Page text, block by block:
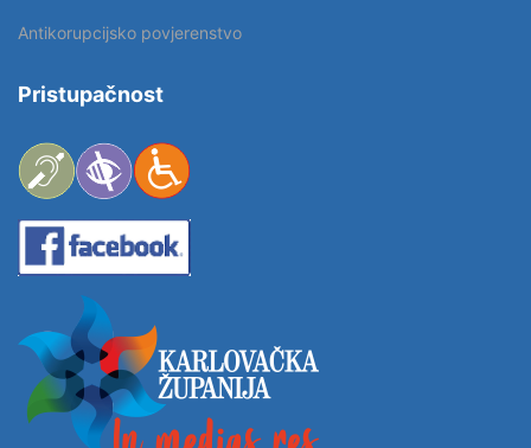
Antikorupcijsko povjerenstvo
Pristupačnost